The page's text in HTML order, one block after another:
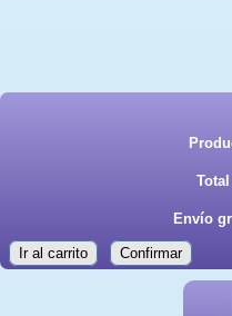
Envío
Ir al carrito Confirmar